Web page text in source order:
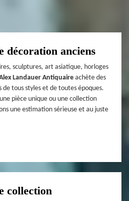
décoration anciens
sculptures, art asiatique, horloges
Landauer Antiquaire achète des
tous styles et de toutes époques.
pièce unique ou une collection
une estimation sérieuse et au juste
collection